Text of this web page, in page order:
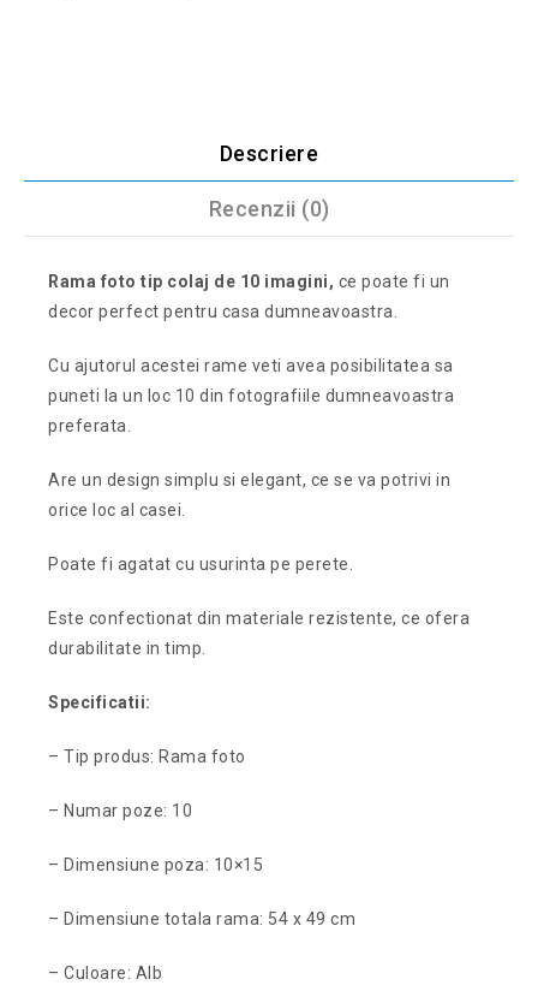
Descriere
Recenzii (0)
Rama foto tip colaj de 10 imagini, ce poate fi un
decor perfect pentru casa dumneavoastra.
Cu ajutorul acestei rame veti avea posibilitatea sa
puneti la un loc 10 din fotografiile dumneavoastra
preferata.
Are un design simplu si elegant, ce se va potrivi in
orice loc al casei.
Poate fi agatat cu usurinta pe perete.
Este confectionat din materiale rezistente, ce ofera
durabilitate in timp.
Specificatii:
– Tip produs: Rama foto
– Numar poze: 10
– Dimensiune poza: 10×15
– Dimensiune totala rama: 54 x 49 cm
– Culoare: Alb